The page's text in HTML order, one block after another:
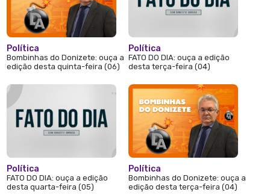
Política
Bombinhas do Donizete: ouça a
edição desta quinta-feira (06)
Política
FATO DO DIA: ouça a edição
desta quarta-feira (05)
Política
FATO DO DIA: ouça a edição
desta terça-feira (04)
Política
Bombinhas do Donizete: ouça a
edição desta terça-feira (04)